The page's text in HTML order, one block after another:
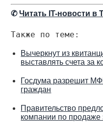
✆Читать IT-новости в
Также по теме:
Вычеркнут из
выставлять счета за
Госдума разрешит
граждан
Правительство
компании по продаже